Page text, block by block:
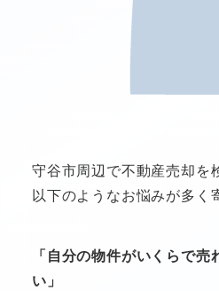
守谷市周辺で不動産売却を
以下のようなお悩みが多く
「自分の物件がいくらで
い」